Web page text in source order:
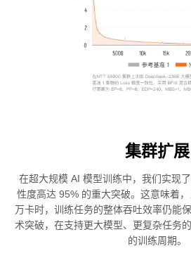
集群扩展
在超大规模 AI 模型训练中，我们实现
性度高达 95% 的重大突破。这意味着
万卡时，训练任务的整体吞吐效率仍能
术突破，在支持更大模型、更复杂任务
的训练周期。